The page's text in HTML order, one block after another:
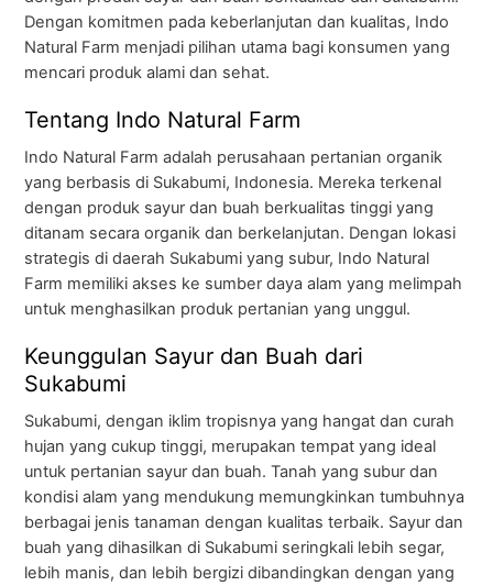
Dengan komitmen pada keberlanjutan dan kualitas, Indo
Natural Farm menjadi pilihan utama bagi konsumen yang
mencari produk alami dan sehat.
Tentang Indo Natural Farm
Indo Natural Farm adalah perusahaan pertanian organik
yang berbasis di Sukabumi, Indonesia. Mereka terkenal
dengan produk sayur dan buah berkualitas tinggi yang
ditanam secara organik dan berkelanjutan. Dengan lokasi
strategis di daerah Sukabumi yang subur, Indo Natural
Farm memiliki akses ke sumber daya alam yang melimpah
untuk menghasilkan produk pertanian yang unggul.
Keunggulan Sayur dan Buah dari
Sukabumi
Sukabumi, dengan iklim tropisnya yang hangat dan curah
hujan yang cukup tinggi, merupakan tempat yang ideal
untuk pertanian sayur dan buah. Tanah yang subur dan
kondisi alam yang mendukung memungkinkan tumbuhnya
berbagai jenis tanaman dengan kualitas terbaik. Sayur dan
buah yang dihasilkan di Sukabumi seringkali lebih segar,
lebih manis, dan lebih bergizi dibandingkan dengan yang